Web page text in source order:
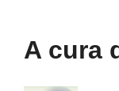
A cura